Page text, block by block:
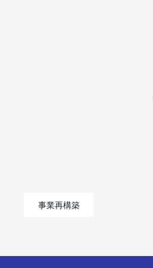
事業再構築